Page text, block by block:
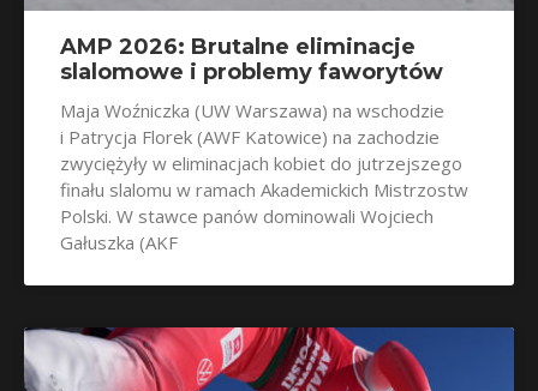
AMP 2026: Brutalne eliminacje
slalomowe i problemy faworytów
Maja Woźniczka (UW Warszawa) na wschodzie
i Patrycja Florek (AWF Katowice) na zachodzie
zwyciężyły w eliminacjach kobiet do jutrzejszego
finału slalomu w ramach Akademickich Mistrzostw
Polski. W stawce panów dominowali Wojciech
Gałuszka (AKF